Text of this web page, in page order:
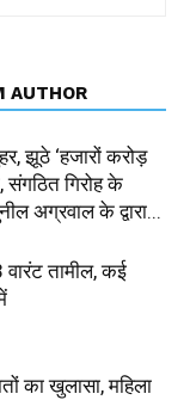
AUTHOR
झूठे ‘हजारों करोड़
संगठित गिरोह के
अग्रवाल के द्वारा...
वारंट तामील, कई
का खुलासा, महिला